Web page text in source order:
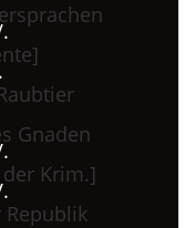
Gnaden
Krim.]